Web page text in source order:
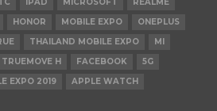
HONOR MOBILE EXPO
ONEPLUS
THAILAND MOBILE EXPO
MI
TRUEMOVE H FACEBOOK
5G
EXPO 2019
APPLE WATCH